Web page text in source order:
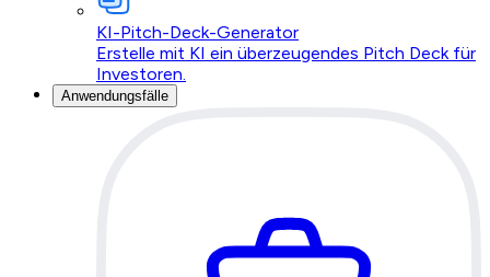
KI-Pitch-Deck-Generator
Erstelle mit KI ein überzeugendes Pitch Deck für
Investoren.
Anwendungsfälle